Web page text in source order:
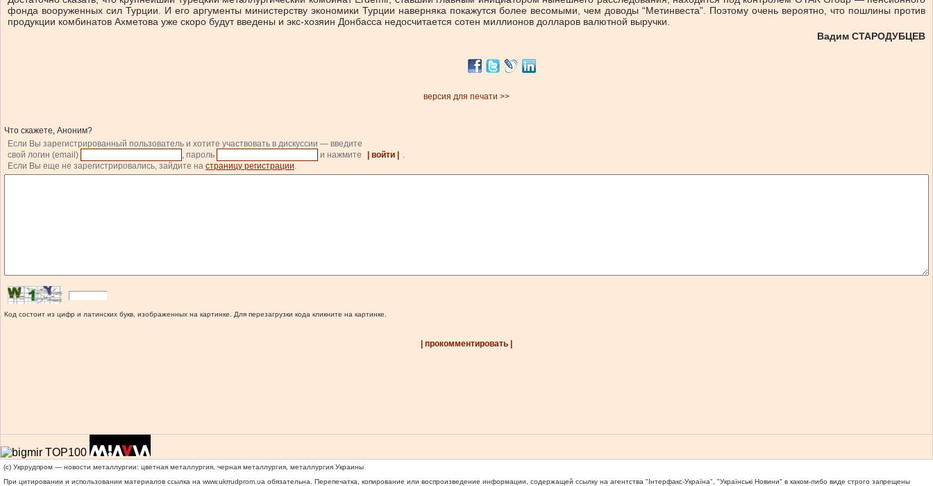
фонда вооруженных сил Турции. И его аргументы министерству экономики Турции наверняка покажутся более весомыми, чем доводы “Метинвеста”. Поэтому очень вероятно, что пошлины против
продукции комбинатов Ахметова уже скоро будут введены и экс-хозяин Донбасса недосчитается сотен миллионов долларов валютной выручки.
Вадим СТАРОДУБЦЕВ
версия для печати >>
Что скажете, Аноним?
Если Вы зарегистрированный пользователь и хотите участвовать в дискуссии — введите
свой логин (email)
, пароль и нажмите | войти |
.
Если Вы еще не зарегистрировались, зайдите на страницу регистрации.
Код состоит из цифр и латинских букв, изображенных на картинке. Для перезагрузки кода кликните на картинке.
| прокомментировать |
(c) Укррудпром — новости металлургии: цветная металлургия, черная металлургия, металлургия Украины
При цитировании и использовании материалов ссылка на www.ukrrudprom.ua обязательна. Перепечатка, копирование или воспроизведение информации, содержащей ссылку на агентства "Iнтерфакс-Україна", "Українськi Новини" в каком-либо виде строго запрещены